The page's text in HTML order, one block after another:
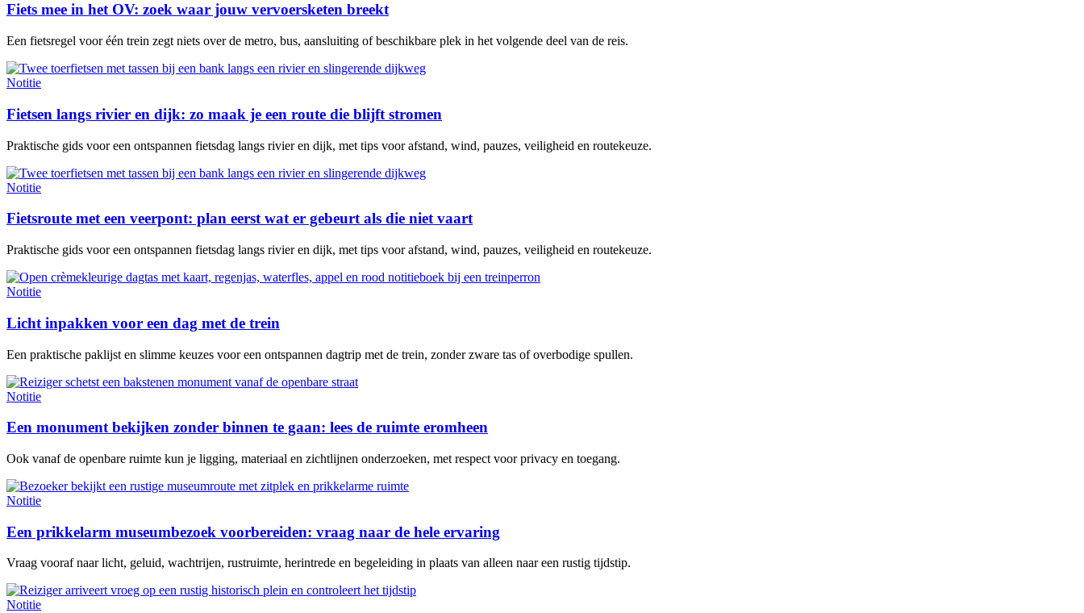
Fiets mee in het OV: zoek waar jouw vervoersketen breekt
Een fietsregel voor één trein zegt niets over de metro, bus, aansluiting of beschikbare plek in het volgende deel van de reis.
Notitie
Fietsen langs rivier en dijk: zo maak je een route die blijft stromen
Praktische gids voor een ontspannen fietsdag langs rivier en dijk, met tips voor afstand, wind, pauzes, veiligheid en routekeuze.
Notitie
Fietsroute met een veerpont: plan eerst wat er gebeurt als die niet vaart
Praktische gids voor een ontspannen fietsdag langs rivier en dijk, met tips voor afstand, wind, pauzes, veiligheid en routekeuze.
Notitie
Licht inpakken voor een dag met de trein
Een praktische paklijst en slimme keuzes voor een ontspannen dagtrip met de trein, zonder zware tas of overbodige spullen.
Notitie
Een monument bekijken zonder binnen te gaan: lees de ruimte eromheen
Ook vanaf de openbare ruimte kun je ligging, materiaal en zichtlijnen onderzoeken, met respect voor privacy en toegang.
Notitie
Een prikkelarm museumbezoek voorbereiden: vraag naar de hele ervaring
Vraag vooraf naar licht, geluid, wachtrijen, rustruimte, herintrede en begeleiding in plaats van alleen naar een rustig tijdstip.
Notitie